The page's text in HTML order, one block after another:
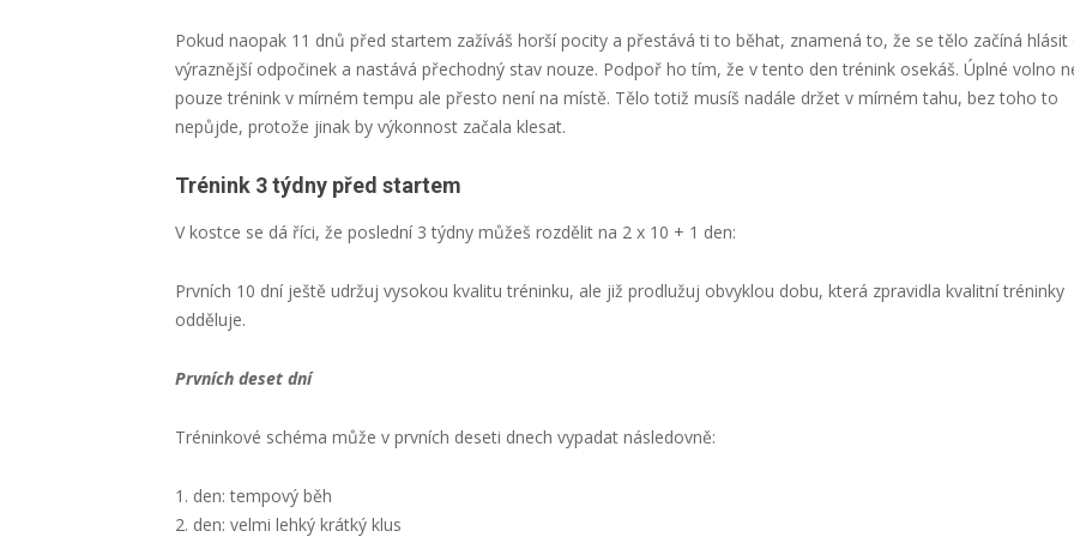
Pokud naopak 11 dnů před startem zažíváš horší pocity a přestává ti to běhat, znamená to, že se tělo začíná hlásit
výraznější odpočinek a nastává přechodný stav nouze. Podpoř ho tím, že v tento den trénink osekáš. Úplné volno
pouze trénink v mírném tempu ale přesto není na místě. Tělo totiž musíš nadále držet v mírném tahu, bez toho to
nepůjde, protože jinak by výkonnost začala klesat.
Trénink 3 týdny před startem
V kostce se dá říci, že poslední 3 týdny můžeš rozdělit na 2 x 10 + 1 den:
Prvních 10 dní ještě udržuj vysokou kvalitu tréninku, ale již prodlužuj obvyklou dobu, která zpravidla kvalitní tréninky
odděluje.
Prvních deset dní
Tréninkové schéma může v prvních deseti dnech vypadat následovně:
den: tempový běh
den: velmi lehký krátký klus